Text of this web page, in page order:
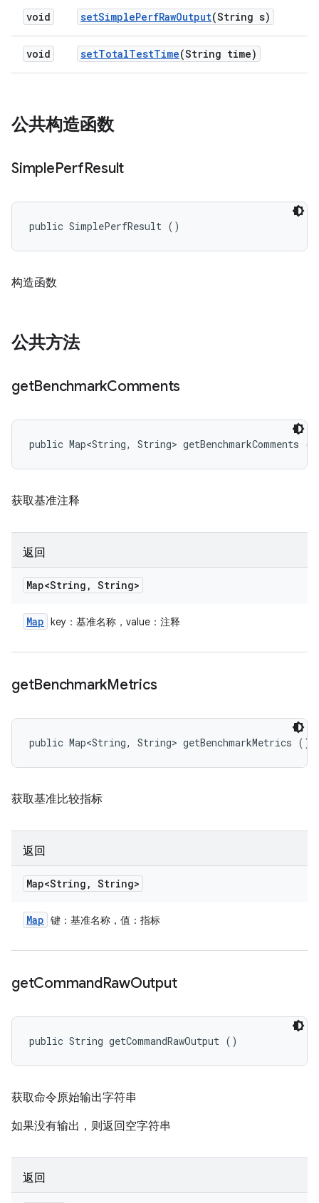
void setSimplePerfRawOutput(String s)
void setTotalTestTime(String time)
公共构造函数
SimplePerfResult
public SimplePerfResult ()
构造函数
公共方法
getBenchmarkComments
public Map<String, String> getBenchmarkComments ()
获取基准注释
返回
Map<String , String>
Map key：基准名称，value：注释
getBenchmarkMetrics
public Map<String, String> getBenchmarkMetrics ()
获取基准比较指标
返回
Map<String , String>
Map 键：基准名称，值：指标
getCommandRawOutput
public String getCommandRawOutput ()
获取命令原始输出字符串
如果没有输出，则返回空字符串
返回